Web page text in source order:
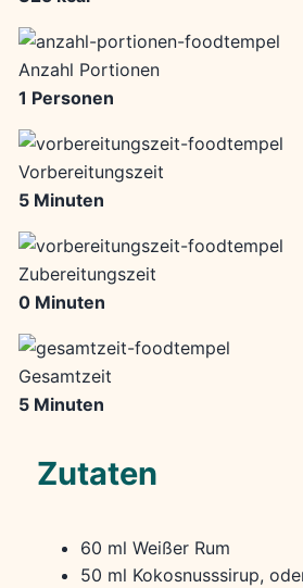
Anzahl Portionen
1 Personen
Vorbereitungszeit
5 Minuten
Zubereitungszeit
0 Minuten
Gesamtzeit
5 Minuten
Zutaten
60 ml Weißer Rum
50 ml Kokosnusssirup,